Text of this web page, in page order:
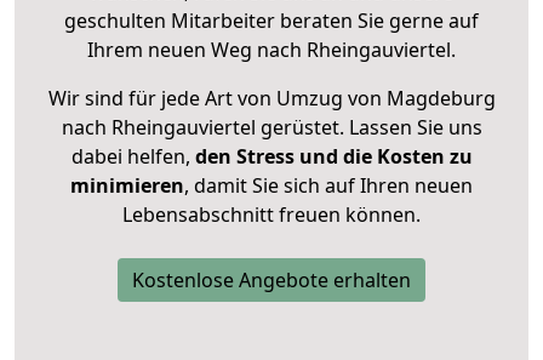
geschulten Mitarbeiter beraten Sie gerne auf
Ihrem neuen Weg nach Rheingauviertel.
Wir sind für jede Art von Umzug von Magdeburg
nach Rheingauviertel gerüstet. Lassen Sie uns
dabei helfen, den Stress und die Kosten zu
minimieren, damit Sie sich auf Ihren neuen
Lebensabschnitt freuen können.
Kostenlose Angebote erhalten